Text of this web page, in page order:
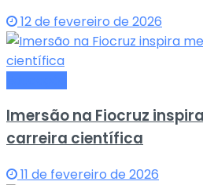
12 de fevereiro de 2026
Imersão na Fiocruz
carreira científica
11 de fevereiro de 2026